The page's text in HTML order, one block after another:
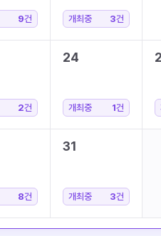
9건 개최중 3건
2건
24
개최중 1건
8건
31
개최중 3건